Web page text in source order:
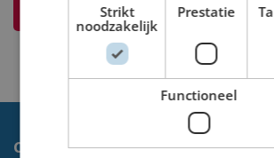
Ik weet meer over dit kunstwerk
Contact
Strikt
noodzakelijk
Prestatie
Functioneel